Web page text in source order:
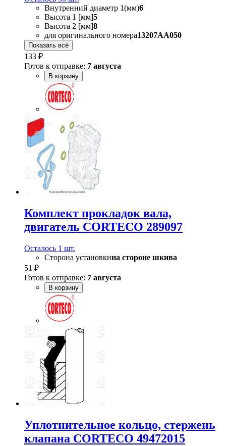
Внутренний диаметр 1(мм)6
Высота 1 [мм]5
Высота 2 [мм]8
для оригинального номера13207AA050
Показать всё
133 ₽
Готов к отправке: 7 августа
В корзину
Комплект прокладок вала,
двигатель CORTECO 289097
Осталось 1 шт.
Сторона установкина стороне шкива
51 ₽
Готов к отправке: 7 августа
В корзину
Уплотнительное кольцо, стержень
клапана CORTECO 49472015